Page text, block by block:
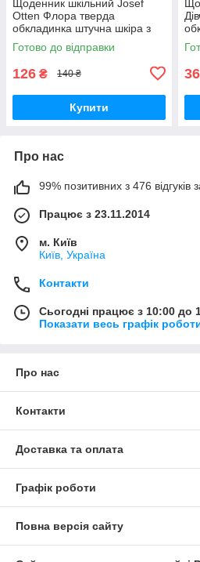
Щоденник шкільний Josef
Otten Флора тверда
обкладинка штучна шкіра з
УФ лаком (2020-25D)
Готово до відправки
126 ₴ 140 ₴
Купити
36
Про нас
99% позитивних з 476 відгуків
Працює з 23.11.2014
м. Київ
Київ, Україна
Контакти
Сьогодні працює з 10:00 до
Показати весь графік
Про нас
Контакти
Доставка та оплата
Графік роботи
Повна версія сайту